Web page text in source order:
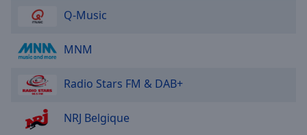
Q-Music
MNM
Radio Stars FM & DAB+
NRJ Belgique